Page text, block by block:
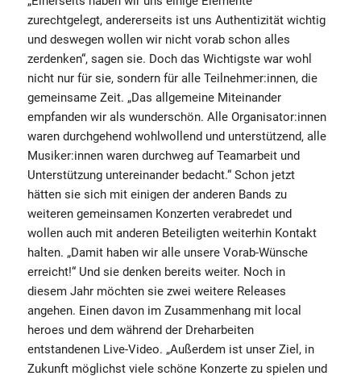
zurechtgelegt, andererseits ist uns Authentizität wichtig
und deswegen wollen wir nicht vorab schon alles
zerdenken“, sagen sie. Doch das Wichtigste war wohl
nicht nur für sie, sondern für alle Teilnehmer:innen, die
gemeinsame Zeit. „Das allgemeine Miteinander
empfanden wir als wunderschön. Alle Organisator:innen
waren durchgehend wohlwollend und unterstützend, alle
Musiker:innen waren durchweg auf Teamarbeit und
Unterstützung untereinander bedacht.“ Schon jetzt
hätten sie sich mit einigen der anderen Bands zu
weiteren gemeinsamen Konzerten verabredet und
wollen auch mit anderen Beteiligten weiterhin Kontakt
halten. „Damit haben wir alle unsere Vorab-Wünsche
erreicht!“ Und sie denken bereits weiter. Noch in
diesem Jahr möchten sie zwei weitere Releases
angehen. Einen davon im Zusammenhang mit local
heroes und dem während der Dreharbeiten
entstandenen Live-Video. „Außerdem ist unser Ziel, in
Zukunft möglichst viele schöne Konzerte zu spielen und